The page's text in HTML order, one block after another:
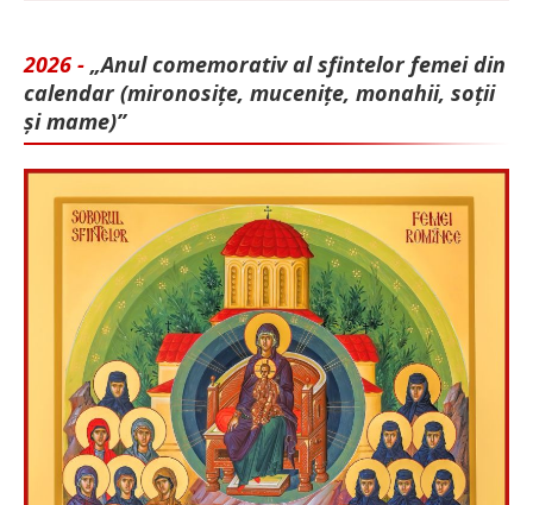
2026 - „Anul comemorativ al sfintelor femei din
calendar (mironosițe, mu­cenițe, monahii, soții
și mame)”